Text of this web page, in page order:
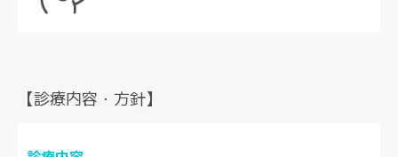
【診療内容・方針】